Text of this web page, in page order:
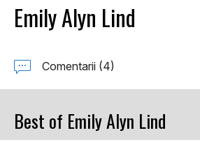
Emily Alyn Lind
Comentarii (4)
Best of Emily Alyn Lind